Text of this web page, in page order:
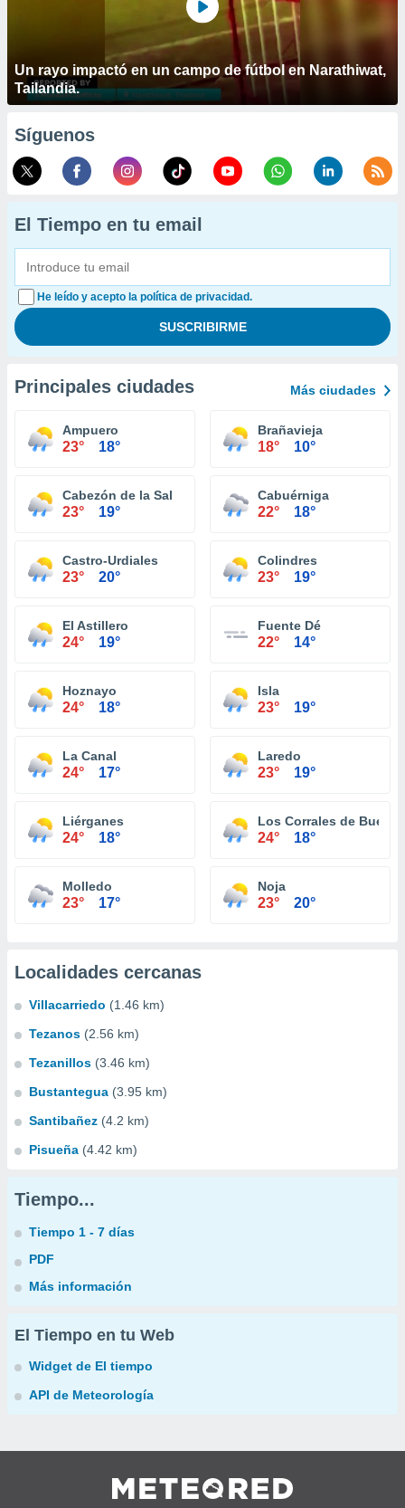
Un rayo impactó en un campo de fútbol en Narathiwat,
Tailandia.
Síguenos
El Tiempo en tu email
He leído y acepto la política de privacidad.
Principales ciudades Más ciudades
Ampuero
23° 18°
Brañavieja
18° 10°
Cabezón de la Sal
23° 19°
Cabuérniga
22° 18°
Castro-Urdiales
23° 20°
Colindres
23° 19°
El Astillero
24° 19°
Fuente Dé
22° 14°
Hoznayo
24° 18°
Isla
23° 19°
La Canal
24° 17°
Laredo
23° 19°
Liérganes
24° 18°
Los Corrales de Buelna
24° 18°
Molledo
23° 17°
Noja
23° 20°
Localidades cercanas
Villacarriedo (1.46 km)
Tezanos (2.56 km)
Tezanillos (3.46 km)
Bustantegua (3.95 km)
Santibañez (4.2 km)
Pisueña (4.42 km)
Tiempo...
Tiempo 1 - 7 días
PDF
Más información
El Tiempo en tu Web
Widget de El tiempo
API de Meteorología